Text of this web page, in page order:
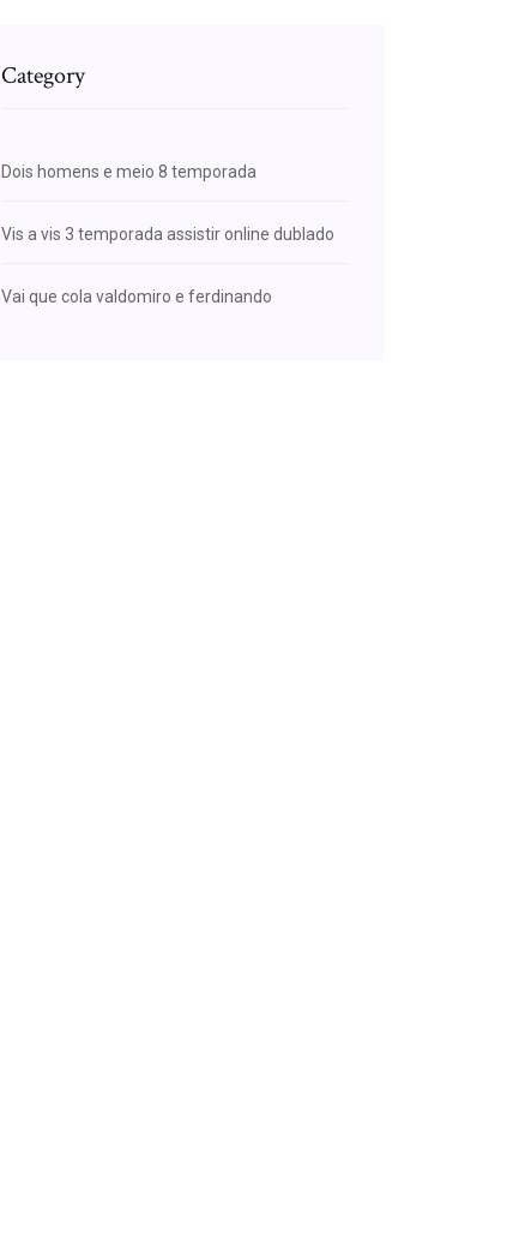
Category
Dois homens e meio 8 temporada
Vis a vis 3 temporada assistir online dublado
Vai que cola valdomiro e ferdinando